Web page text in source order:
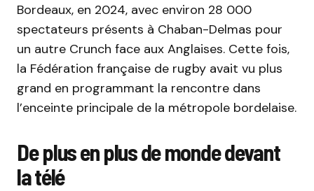
Bordeaux, en 2024, avec environ 28 000
spectateurs présents à Chaban-Delmas pour
un autre Crunch face aux Anglaises. Cette fois,
la Fédération française de rugby avait vu plus
grand en programmant la rencontre dans
l’enceinte principale de la métropole bordelaise.
De plus en plus de monde devant
la télé